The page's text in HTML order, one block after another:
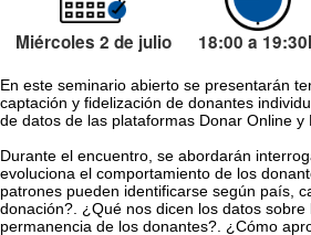
Miércoles 2 de julio 18:00 a
En este seminario abierto se presentarán
captación y fidelización de donantes
de datos de las plataformas Donar Online y
Durante el encuentro, se abordarán
evoluciona el comportamiento de los
patrones pueden identificarse según país,
donación?. ¿Qué nos dicen los datos sobre
permanencia de los donantes?. ¿Cómo